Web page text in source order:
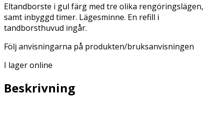
Eltandborste i gul färg med tre olika rengöringslägen,
samt inbyggd timer. Lägesminne. En refill i
tandborsthuvud ingår.
Följ anvisningarna på produkten/bruksanvisningen
I lager online
Beskrivning